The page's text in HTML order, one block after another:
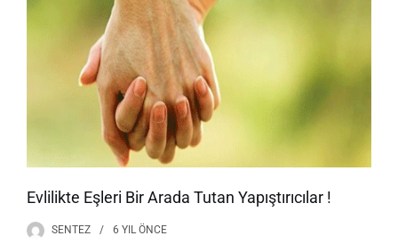
Evlilikte Eşleri Bir Arada Tutan Yapıştırıcılar !
SENTEZ 6 YILÖNCE